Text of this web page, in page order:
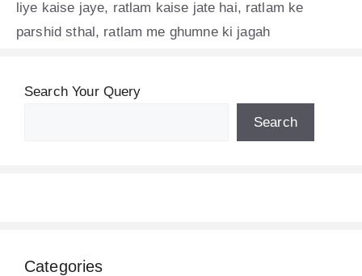
liye kaise jaye, ratlam kaise jate hai, ratlam ke
parshid sthal, ratlam me ghumne ki jagah
Search Your Query
Search
Categories